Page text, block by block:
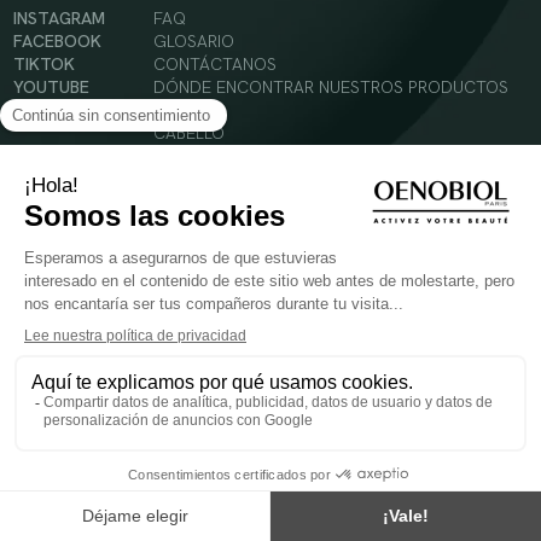
INSTAGRAM
FACEBOOK
TIKTOK
YOUTUBE
FAQ
GLOSARIO
CONTÁCTANOS
DÓNDE ENCONTRAR NUESTROS PRODUCTOS
SOLAR
CABELLO
© 2024 Oenobiol Paris
Condiciones Generales de Uso
Política de Privacidad
Menciones legales
PARA VUESTRA SALUD COMER AL MENOS 5 PIEZAS DE FRUTA Y LEGUMBRES AL DIA.
sano y no ser utilizados como sustitutos de un cuadro de vida sano y equilibrado. Solo
para adultos. Consulta atentamente el etiquetado de los productos antes de su uso.